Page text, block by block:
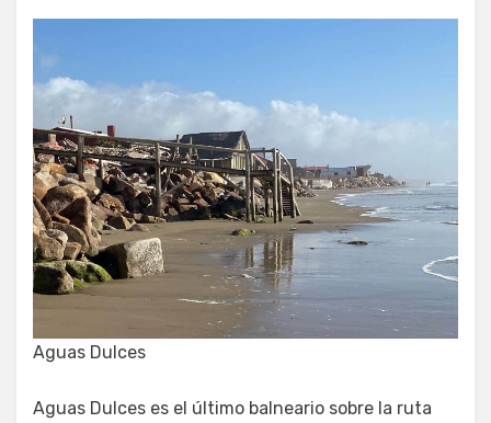
Aguas Dulces
Aguas Dulces es el último balneario sobre la ruta